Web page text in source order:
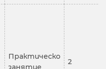
Практическо
занятие
2